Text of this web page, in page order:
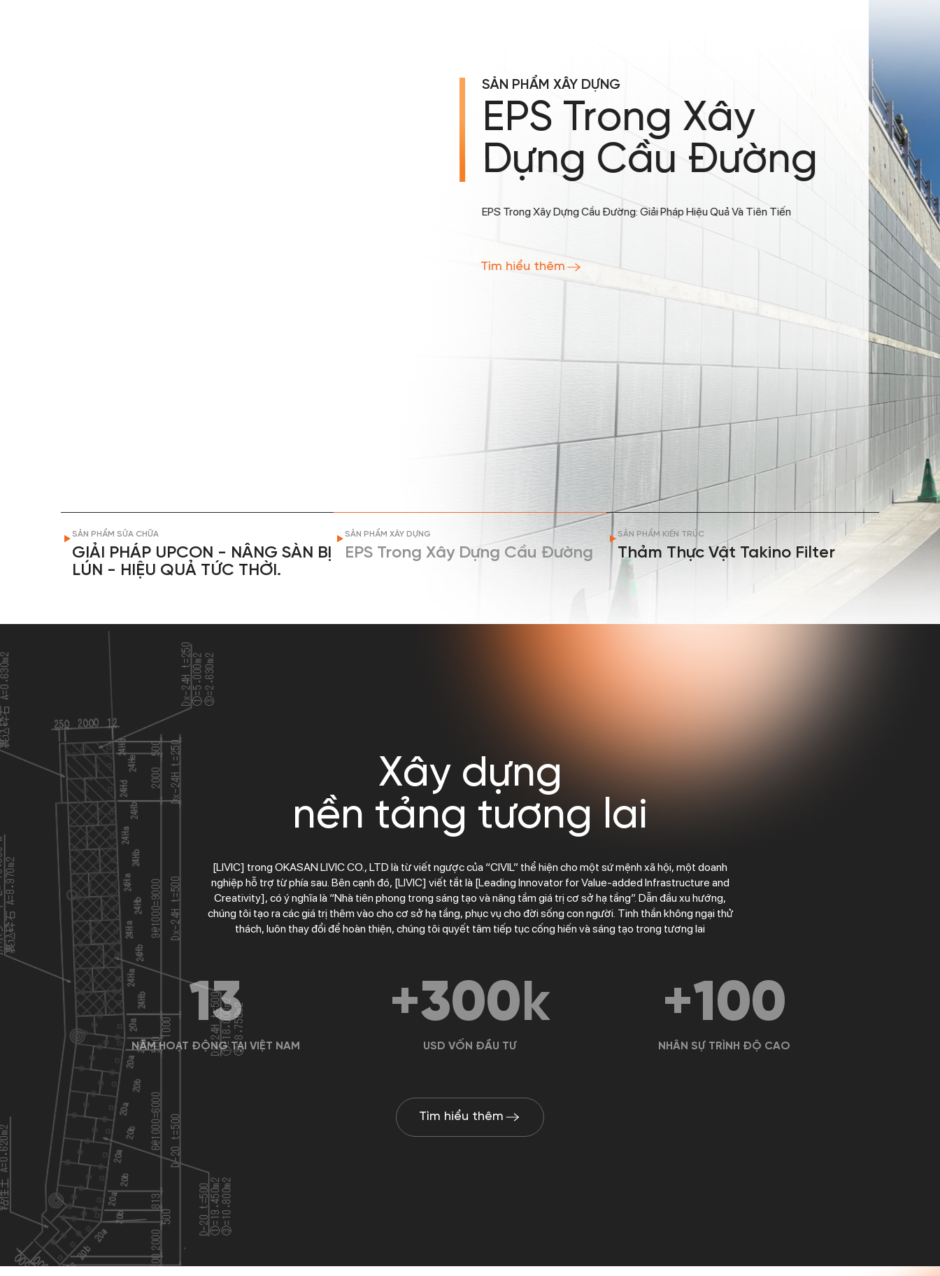
SẢN PHẨM SỬA CHỮA
GIẢI PHÁP UPCON - NÂNG SÀN BỊ
LÚN - HIỆU QUẢ TỨC THỜI.
SẢN PHẨM XÂY DỰNG
EPS Trong Xây Dựng Cầu Đường
SẢN PHẨM KIẾN TRÚC
Thảm Thực Vật Takino Filter
Xây dựng
nền tảng tương lai
[LIVIC] trong OKASAN LIVIC CO., LTD là từ viết ngược của “CIVIL” thể hiện cho một sứ mệnh xã hội, một doanh
nghiệp hỗ trợ từ phía sau. Bên cạnh đó, [LIVIC] viết tắt là [Leading Innovator for Value-added Infrastructure and
Creativity], có ý nghĩa là “Nhà tiên phong trong sáng tạo và nâng tầm giá trị cơ sở hạ tầng”. Dẫn đầu xu hướng,
chúng tôi tạo ra các giá trị thêm vào cho cơ sở hạ tầng, phục vụ cho đời sống con người. Tinh thần không ngại thử
thách, luôn thay đổi để hoàn thiện, chúng tôi quyết tâm tiếp tục cống hiến và sáng tạo trong tương lai
13
NĂM HOẠT ĐỘNG TẠI VIỆT NAM
+300k
USD VỐN ĐẦU TƯ
+100
NHÂN SỰ TRÌNH ĐỘ CAO
Tìm hiểu thêm